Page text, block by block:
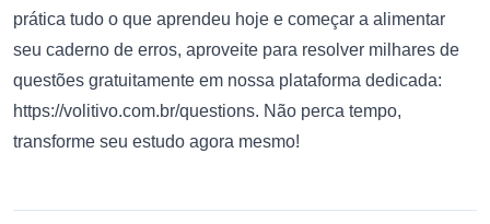
prática tudo o que aprendeu hoje e começar a alimentar
seu caderno de erros, aproveite para resolver milhares de
questões gratuitamente em nossa plataforma dedicada:
https://volitivo.com.br/questions. Não perca tempo,
transforme seu estudo agora mesmo!